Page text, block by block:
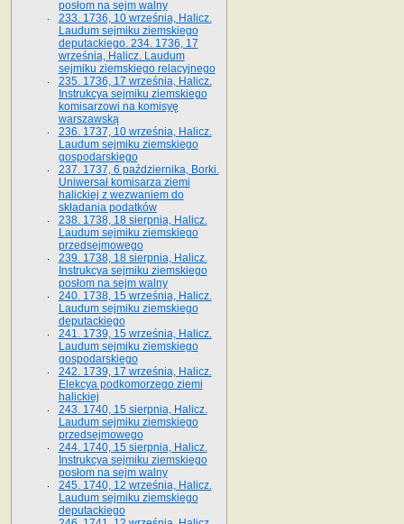
posłom na sejm walny
233. 1736, 10 września, Halicz.
Laudum sejmiku ziemskiego
deputackiego. 234. 1736, 17
września, Halicz. Laudum
sejmiku ziemskiego relacyjnego
235. 1736, 17 września, Halicz.
Instrukcya sejmiku ziemskiego
komisarzowi na komisyę
warszawską
236. 1737, 10 września, Halicz.
Laudum sejmiku ziemskiego
gospodarskiego
237. 1737, 6 października, Borki.
Uniwersał komisarza ziemi
halickiej z wezwaniem do
składania podatków
238. 1738, 18 sierpnia, Halicz.
Laudum sejmiku ziemskiego
przedsejmowego
239. 1738, 18 sierpnia, Halicz.
Instrukcya sejmiku ziemskiego
posłom na sejm walny
240. 1738, 15 września, Halicz.
Laudum sejmiku ziemskiego
deputackiego
241. 1739, 15 września, Halicz.
Laudum sejmiku ziemskiego
gospodarskiego
242. 1739, 17 września, Halicz.
Elekcya podkomorzego ziemi
halickiej
243. 1740, 15 sierpnia, Halicz.
Laudum sejmiku ziemskiego
przedsejmowego
244. 1740, 15 sierpnia, Halicz.
Instrukcya sejmiku ziemskiego
posłom na sejm walny
245. 1740, 12 września, Halicz.
Laudum sejmiku ziemskiego
deputackiego